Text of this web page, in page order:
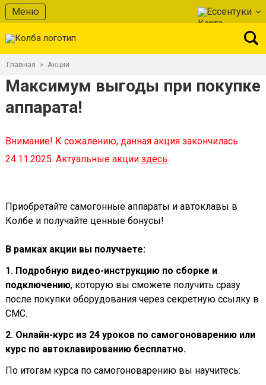
Меню Ессентуки
Главная » Акции
Максимум выгоды при покупке
аппарата!
Внимание! К сожалению, данная акция закончилась
24.11.2025. Актуальные акции здесь.
Приобретайте самогонные аппараты и автоклавы в
Колбе и получайте ценные бонусы!
В рамках акции вы получаете:
1. Подробную видео-инструкцию по сборке и
подключению, которую вы сможете получить сразу
после покупки оборудования через секретную ссылку в
СМС.
2. Онлайн-курс из 24 уроков по самогоноварению или
курс по автоклавированию бесплатно.
По итогам курса по самогоноварению вы научитесь: